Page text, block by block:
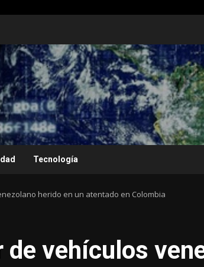
Tecnología
herido en un atentado en Colombia
de vehículos